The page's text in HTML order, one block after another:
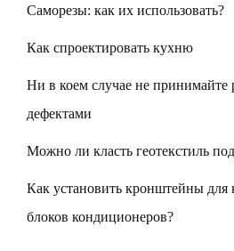
Саморезы: как их использовать?
Как спроектировать кухню
Ни в коем случае не принимайте
дефектами
Можно ли класть геотекстиль
Как установить кронштейны
блоков кондиционеров?